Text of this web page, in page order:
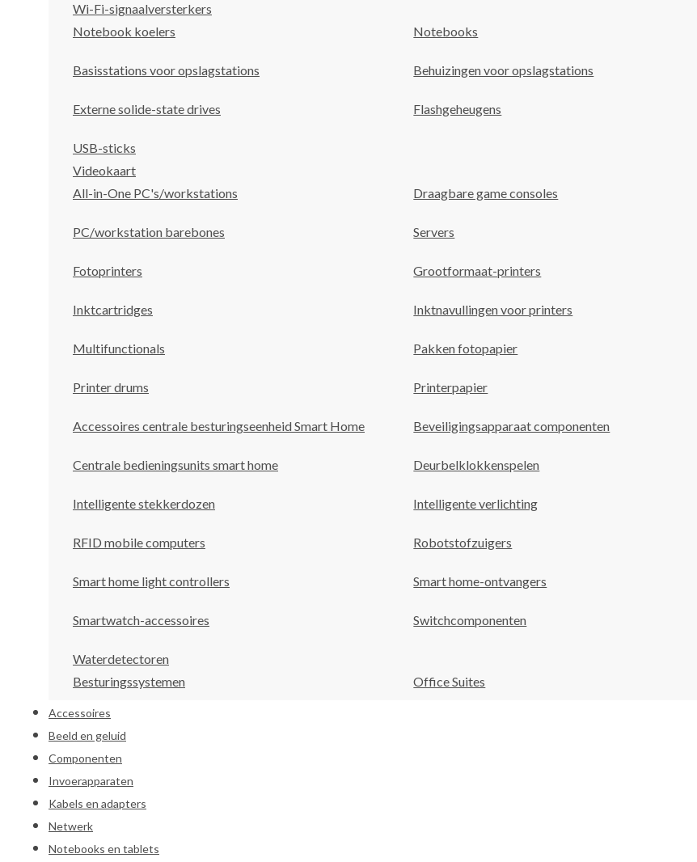
Wi-Fi-signaalversterkers
Notebook koelers
Notebooks
Basisstations voor opslagstations Behuizingen voor opslagstations
Externe solide-state drives Flashgeheugens
USB-sticks
Videokaart
All-in-One PC's/workstations
Draagbare game consoles
PC/workstation barebones Servers
Fotoprinters Grootformaat-printers
Inktcartridges Inktnavullingen voor printers
Multifunctionals Pakken fotopapier
Printer drums Printerpapier
Accessoires centrale besturingseenheid Smart Home Beveiligingsapparaat componenten
Centrale bedieningsunits smart home Deurbelklokkenspelen
Intelligente stekkerdozen Intelligente verlichting
RFID mobile computers Robotstofzuigers
Smart home light controllers Smart home-ontvangers
Smartwatch-accessoires Switchcomponenten
Waterdetectoren
Besturingssystemen
Office Suites
Accessoires
Beeld en geluid
Componenten
Invoerapparaten
Kabels en adapters
Netwerk
Notebooks en tablets